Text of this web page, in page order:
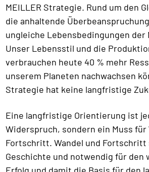
MEILLER Strategie. Rund um den
die anhaltende
ungleiche Lebensbedingungen der
Unser Lebensstil und die
verbrauchen heute 40 % mehr
unserem Planeten nachwachsen
Strategie hat keine langfristige
Eine langfristige Orientierung ist
Widerspruch, sondern ein Muss für
Fortschritt. Wandel und Fortschritt
Geschichte und notwendig für